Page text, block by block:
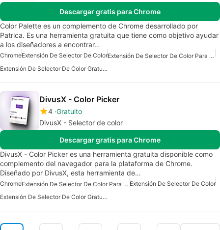
Descargar gratis para Chrome
Color Palette es un complemento de Chrome desarrollado por
Patrica. Es una herramienta gratuita que tiene como objetivo ayudar
a los diseñadores a encontrar…
ChromeExtensión De Selector De Color
Extensión De Selector De Color Para Chrome
Extensión De Selector De Color Gratuita
DivusX - Color Picker
4 Gratuito
DivusX - Selector de color
Descargar gratis para Chrome
DivusX - Color Picker es una herramienta gratuita disponible como
complemento del navegador para la plataforma de Chrome.
Diseñado por DivusX, esta herramienta de…
Chrome Extensión De Selector De Color Para Chrome Extensión De Selector De Color
Extensión De Selector De Color Gratuita